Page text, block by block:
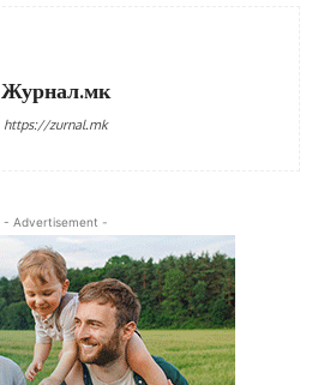
Журнал.мк
https://zurnal.mk
- Advertisement -